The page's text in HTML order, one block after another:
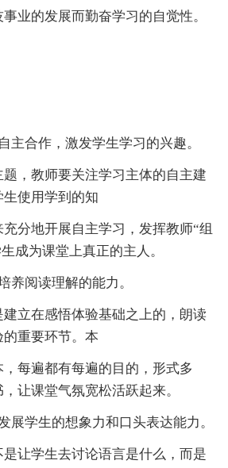
的发展而勤奋学习的自觉性。
合作，激发学生学习的兴趣。
教师要关注学习主体的自主建
使用学到的知
地开展自主学习，发挥教师“组
成为课堂上真正的主人。
阅读理解的能力。
立在感悟体验基础之上的，朗读
重要环节。本
遍都有每遍的目的，形式多
让课堂气氛宽松活跃起来。
学生的想象力和口头表达能力。
学生去讨论语言是什么，而是